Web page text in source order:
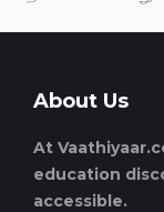
About Us
At
education
accessible.